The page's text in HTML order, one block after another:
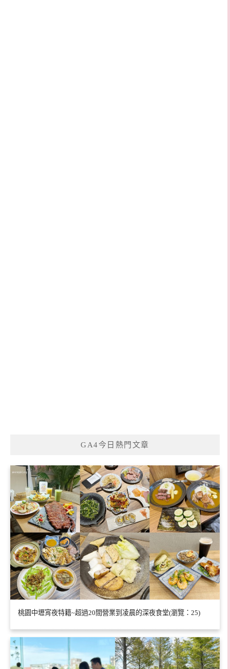
GA4今日熱門文章
桃園中壢宵夜特籍~超過20間營業到凌晨的深夜食堂(瀏覽：25)